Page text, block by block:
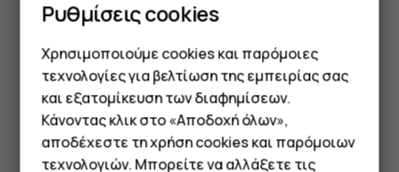
Smartphone
email.
Ανάγνωση και απάντηση σε email
Πατήστε Gmail
Πατήστε το μήνυμα που θέλετε να διαβάσετε.
Ρυθμίσεις cookies
Χρησιμοποιούμε cookies και παρόμοιες
τεχνολογίες για βελτίωση της εμπειρίας σας
και εξατομίκευση των διαφημίσεων.
Κάνοντας κλικ στο «Αποδοχή όλων»,
αποδέχεστε τη χρήση cookies και παρόμοιων
τεχνολογιών. Μπορείτε να αλλάξετε τις